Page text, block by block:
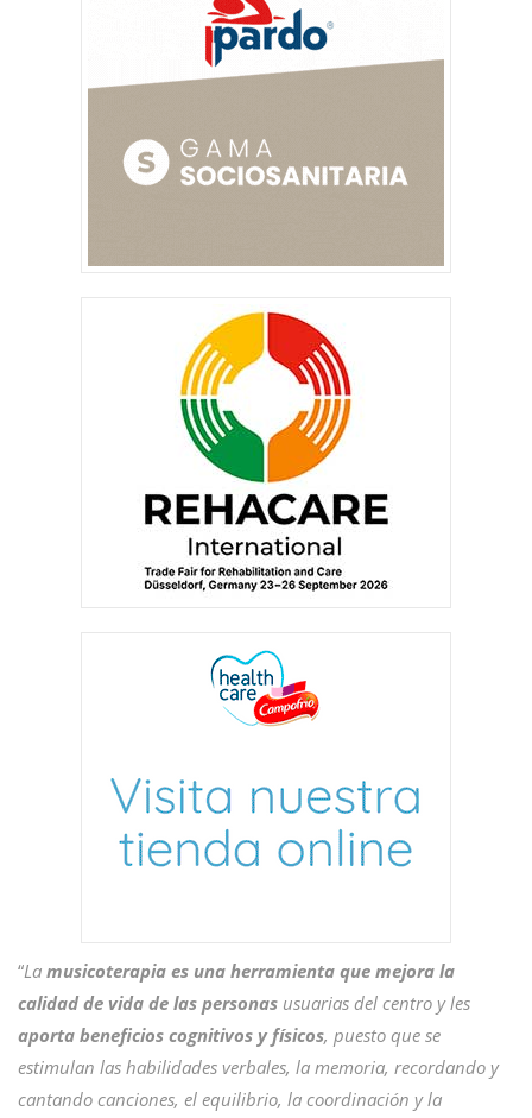
“La musicoterapia es una herramienta que mejora la
calidad de vida de las personas usuarias del centro y les
aporta beneficios cognitivos y físicos, puesto que se
estimulan las habilidades verbales, la memoria, recordando y
cantando canciones, el equilibrio, la coordinación y la